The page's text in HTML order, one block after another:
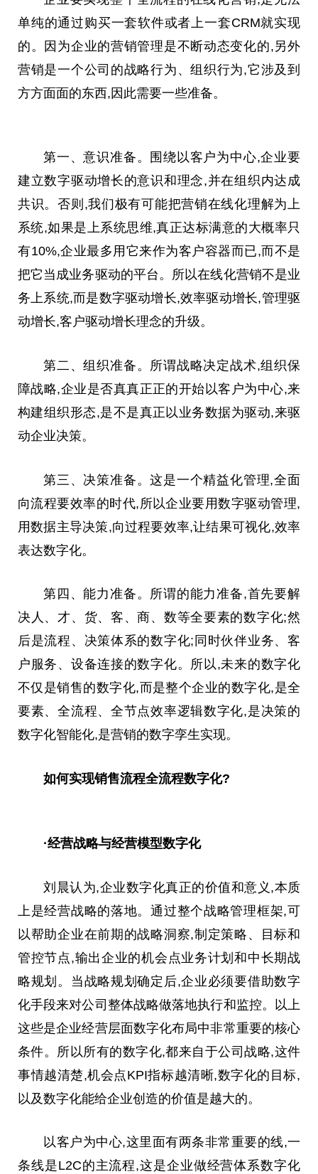
单纯的通过购买一套软件或者上一套CRM就实现
的。因为企业的营销管理是不断动态变化的,另外
营销是一个公司的战略行为、组织行为,它涉及到
方方面面的东西,因此需要一些准备。
第一、意识准备。围绕以客户为中心,企业要
建立数字驱动增长的意识和理念,并在组织内达成
共识。否则,我们极有可能把营销在线化理解为上
系统,如果是上系统思维,真正达标满意的大概率只
有10%,企业最多用它来作为客户容器而已,而不是
把它当成业务驱动的平台。所以在线化营销不是业
务上系统,而是数字驱动增长,效率驱动增长,管理驱
动增长,客户驱动增长理念的升级。
第二、组织准备。所谓战略决定战术,组织保
障战略,企业是否真真正正的开始以客户为中心,来
构建组织形态,是不是真正以业务数据为驱动,来驱
动企业决策。
第三、决策准备。这是一个精益化管理,全面
向流程要效率的时代,所以企业要用数字驱动管理,
用数据主导决策,向过程要效率,让结果可视化,效率
表达数字化。
第四、能力准备。所谓的能力准备,首先要解
决人、才、货、客、商、数等全要素的数字化;然
后是流程、决策体系的数字化;同时伙伴业务、客
户服务、设备连接的数字化。所以,未来的数字化
不仅是销售的数字化,而是整个企业的数字化,是全
要素、全流程、全节点效率逻辑数字化,是决策的
数字化智能化,是营销的数字孪生实现。
如何实现销售流程全流程数字化?
·经营战略与经营模型数字化
刘晨认为,企业数字化真正的价值和意义,本质
上是经营战略的落地。通过整个战略管理框架,可
以帮助企业在前期的战略洞察,制定策略、目标和
管控节点,输出企业的机会点业务计划和中长期战
略规划。当战略规划确定后,企业必须要借助数字
化手段来对公司整体战略做落地执行和监控。以上
这些是企业经营层面数字化布局中非常重要的核心
条件。所以所有的数字化,都来自于公司战略,这件
事情越清楚,机会点KPI指标越清晰,数字化的目标,
以及数字化能给企业创造的价值是越大的。
以客户为中心,这里面有两条非常重要的线,一
条线是L2C的主流程,这是企业做经营体系数字化